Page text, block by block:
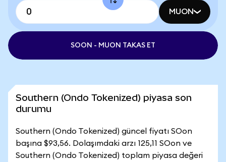
MUON
SOON - MUON TAKAS ET
Southern (Ondo Tokenized) piyasa son
durumu
Southern (Ondo Tokenized) güncel fiyatı SOon
başına $93,56. Dolaşımdaki arzı 125,11 SOon ve
Southern (Ondo Tokenized) toplam piyasa değeri